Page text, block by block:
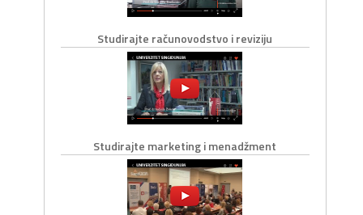
Studirajte računovodstvo i reviziju
Studirajte marketing i menadžment